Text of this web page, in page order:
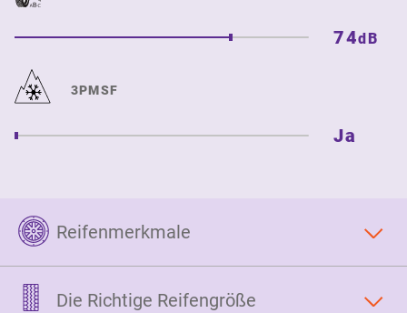
74dB
3PMSF
Ja
Reifenmerkmale
Die Richtige Reifengröße